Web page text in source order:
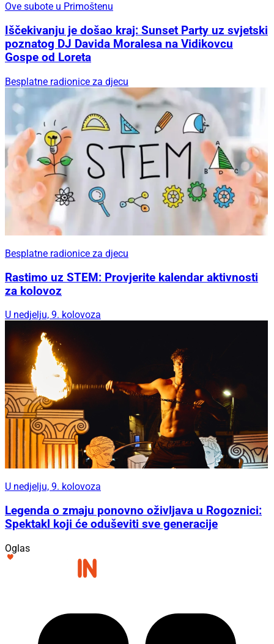
Ove subote u Primoštenu
Iščekivanju je došao kraj: Sunset Party uz svjetski
poznatog DJ Davida Moralesa na Vidikovcu
Gospe od Loreta
Besplatne radionice za djecu
Besplatne radionice za djecu
Rastimo uz STEM: Provjerite kalendar aktivnosti
za kolovoz
U nedjelju, 9. kolovoza
U nedjelju, 9. kolovoza
Legenda o zmaju ponovno oživljava u Rogoznici:
Spektakl koji će oduševiti sve generacije
Oglas